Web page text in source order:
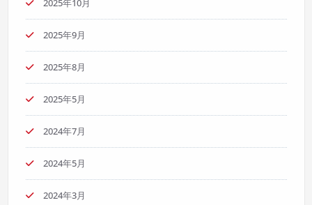
2025年10月
2025年9月
2025年8月
2025年5月
2024年7月
2024年5月
2024年3月